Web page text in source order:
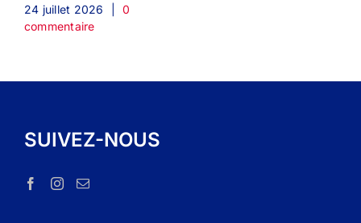
24 juillet 2026
0
commentaire
SUIVEZ-NOUS